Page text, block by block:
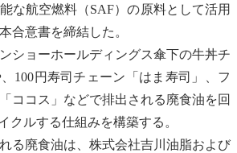
な航空燃料 （SAF）の原料として活用
合意書を締結した。
ショーホールディングス傘下の牛丼チ
100円寿司チェーン「はま寿司」、フ
ココス」などで排出される廃食油を回
クルする仕組みを構築する。
る廃食油は、株式会社吉川油脂および